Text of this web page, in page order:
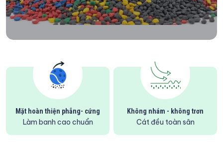
Mặt hoàn thiện phẳng- cứng
Làm banh cao chuẩn
Không nhám - không trơn
Cát đều toàn sân